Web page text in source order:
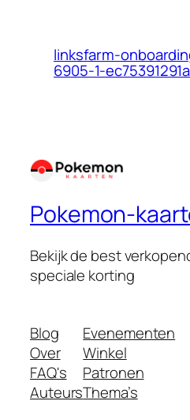
linksfarm-
6905-1-
Pokemon-
Bekijk de best
speciale korting
Blog
Over
FAQ's
Auteurs
Evenementen
Winkel
Patronen
Thema’s